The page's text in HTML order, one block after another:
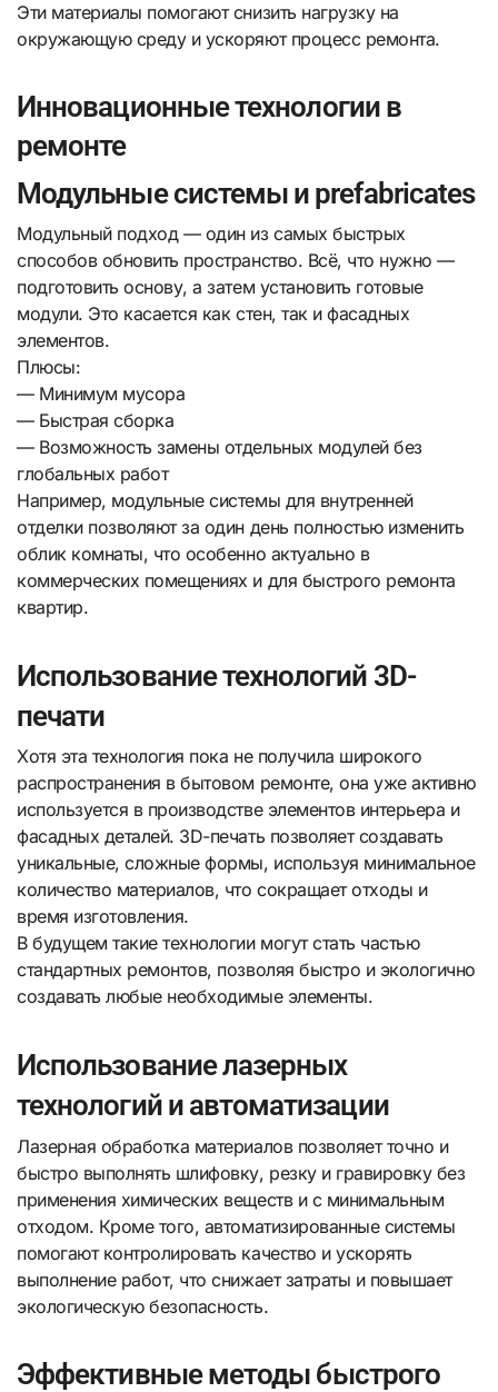
Эти материалы помогают снизить нагрузку на
окружающую среду и ускоряют процесс ремонта.
Инновационные технологии в
ремонте
Модульные системы и prefabricates
Модульный подход — один из самых быстрых
способов обновить пространство. Всё, что нужно —
подготовить основу, а затем установить готовые
модули. Это касается как стен, так и фасадных
элементов.
Плюсы:
— Минимум мусора
— Быстрая сборка
— Возможность замены отдельных модулей без
глобальных работ
Например, модульные системы для внутренней
отделки позволяют за один день полностью изменить
облик комнаты, что особенно актуально в
коммерческих помещениях и для быстрого ремонта
квартир.
Использование технологий 3D-
печати
Хотя эта технология пока не получила широкого
распространения в бытовом ремонте, она уже активно
используется в производстве элементов интерьера и
фасадных деталей. 3D-печать позволяет создавать
уникальные, сложные формы, используя минимальное
количество материалов, что сокращает отходы и
время изготовления.
В будущем такие технологии могут стать частью
стандартных ремонтов, позволяя быстро и экологично
создавать любые необходимые элементы.
Использование лазерных
технологий и автоматизации
Лазерная обработка материалов позволяет точно и
быстро выполнять шлифовку, резку и гравировку без
применения химических веществ и с минимальным
отходом. Кроме того, автоматизированные системы
помогают контролировать качество и ускорять
выполнение работ, что снижает затраты и повышает
экологическую безопасность.
Эффективные методы быстрого